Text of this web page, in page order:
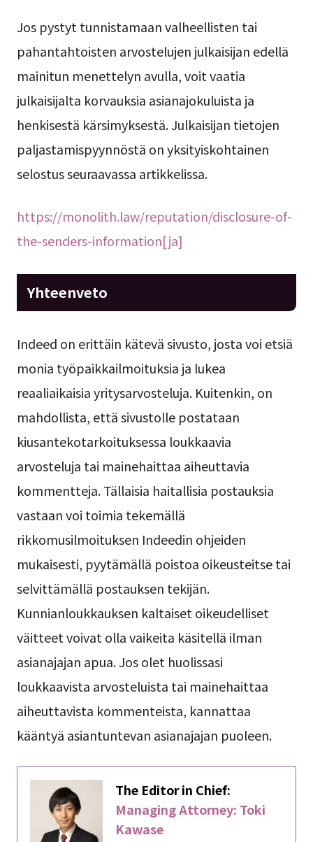
Jos pystyt tunnistamaan valheellisten tai
pahantahtoisten arvostelujen julkaisijan edellä
mainitun menettelyn avulla, voit vaatia
julkaisijalta korvauksia asianajokuluista ja
henkisestä kärsimyksestä. Julkaisijan tietojen
paljastamispyynnöstä on yksityiskohtainen
selostus seuraavassa artikkelissa.
https://monolith.law/reputation/disclosure-of-
the-senders-information[ja]
Yhteenveto
Indeed on erittäin kätevä sivusto, josta voi etsiä
monia työpaikkailmoituksia ja lukea
reaaliaikaisia yritysarvosteluja. Kuitenkin, on
mahdollista, että sivustolle postataan
kiusantekotarkoituksessa loukkaavia
arvosteluja tai mainehaittaa aiheuttavia
kommentteja. Tällaisia haitallisia postauksia
vastaan voi toimia tekemällä
rikkomusilmoituksen Indeedin ohjeiden
mukaisesti, pyytämällä poistoa oikeusteitse tai
selvittämällä postauksen tekijän.
Kunnianloukkauksen kaltaiset oikeudelliset
väitteet voivat olla vaikeita käsitellä ilman
asianajajan apua. Jos olet huolissasi
loukkaavista arvosteluista tai mainehaittaa
aiheuttavista kommenteista, kannattaa
kääntyä asiantuntevan asianajajan puoleen.
The Editor in Chief:
Managing Attorney: Toki
Kawase